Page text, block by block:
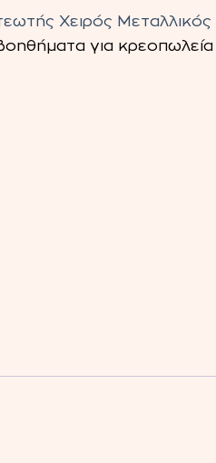
Χειρός Μεταλλικός
για κρεοπωλεία